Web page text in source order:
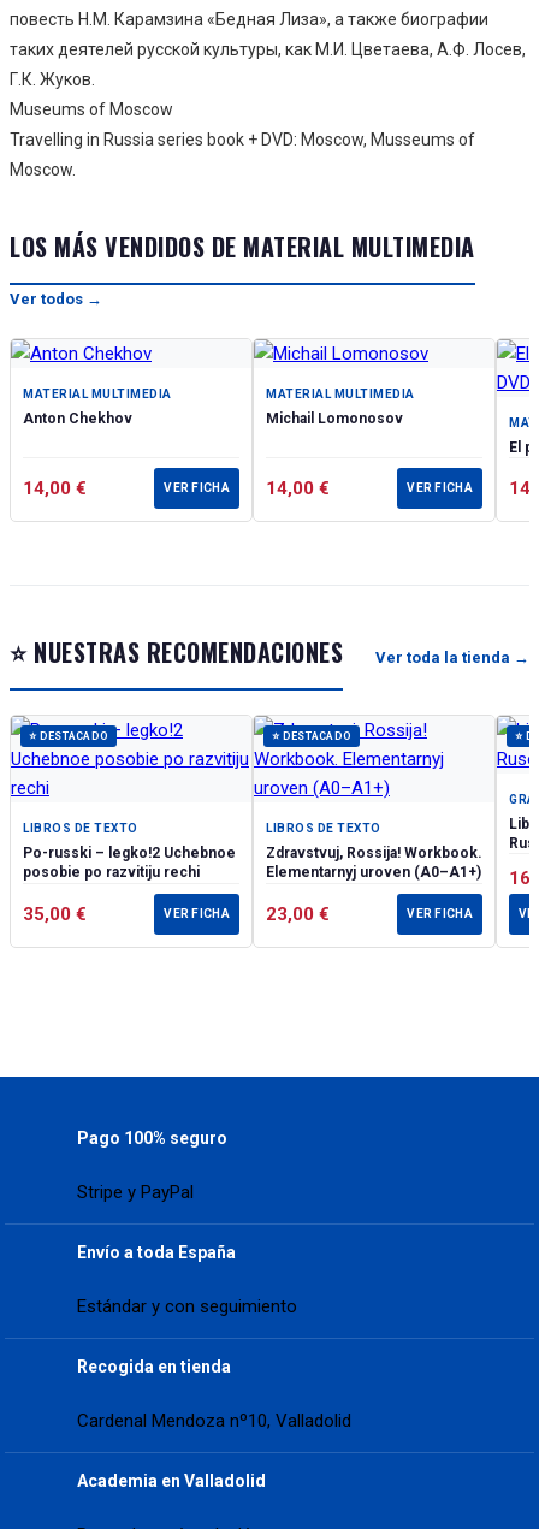
повесть Н.М. Карамзина «Бедная Лиза», а также биографии
таких деятелей русской культуры, как М.И. Цветаева, А.Ф. Лосев,
Г.К. Жуков.
Museums of Moscow
Travelling in Russia series book + DVD: Moscow, Musseums of
Moscow.
LOS MÁS VENDIDOS DE MATERIAL MULTIMEDIA
Ver todos →
MATERIAL MULTIMEDIA
Anton Chekhov
14,00 € VER FICHA
MATERIAL MULTIMEDIA
Michail Lomonosov
14,00 € VER FICHA
El
⭐ NUESTRAS RECOMENDACIONES Ver toda la tienda →
⭐ DESTACADO
LIBROS DE TEXTO
Po-russki – legko!2 Uchebnoe
posobie po razvitiju rechi
35,00 € VER FICHA
⭐ DESTACADO
LIBROS DE TEXTO
Zdravstvuj, Rossija! Workbook.
Elementarnyj uroven (А0–А1+)
23,00 € VER FICHA
⭐
Pago 100% seguro
Stripe y PayPal
Envío a toda España
Estándar y con seguimiento
Recogida en tienda
Cardenal Mendoza nº10, Valladolid
Academia en Valladolid